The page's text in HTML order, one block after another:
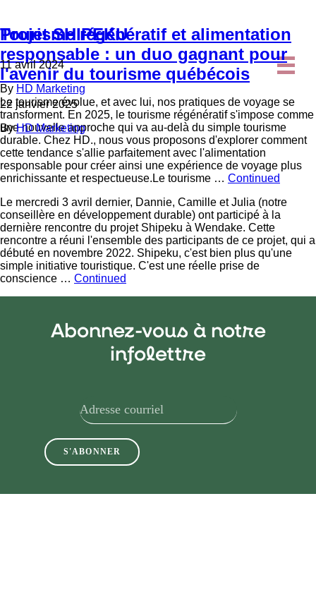
Tourisme régénératif et alimentation
responsable : un duo gagnant pour
l'avenir du tourisme québécois
22 janvier 2025
ByHD Marketing
Le tourisme évolue, et avec lui, nos pratiques de voyage se
transforment. En 2025, le tourisme régénératif s'impose comme
une nouvelle approche qui va au-delà du simple tourisme
durable. Chez HD., nous vous proposons d'explorer comment
cette tendance s'allie parfaitement avec l'alimentation
responsable pour créer ainsi une expérience de voyage plus
enrichissante et respectueuse.Le tourisme … Continued
Projet SHIPEKU
11 avril 2024
By HD Marketing
Le mercredi 3 avril dernier, Dannie, Camille et Julia (notre
conseillère en développement durable) ont participé à la
dernière rencontre du projet Shipeku à Wendake. Cette
rencontre a réuni l'ensemble des participants de ce projet, qui a
débuté en novembre 2022. Shipeku, c'est bien plus qu'une
simple initiative touristique. C'est une réelle prise de
conscience … Continued
Abonnez-vous à notre
infolettre